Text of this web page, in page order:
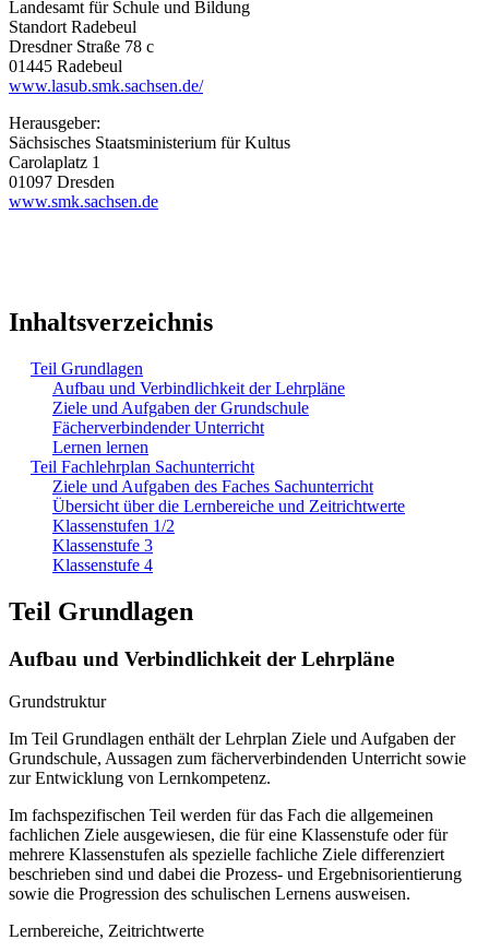
Landesamt für Schule und Bildung
Standort Radebeul
Dresdner Straße 78 c
01445 Radebeul
www.lasub.smk.sachsen.de/
Herausgeber:
Sächsisches Staatsministerium für Kultus
Carolaplatz 1
01097 Dresden
www.smk.sachsen.de
Inhaltsverzeichnis
Teil Grundlagen
Aufbau und Verbindlichkeit der Lehrpläne
Ziele und Aufgaben der Grundschule
Fächerverbindender Unterricht
Lernen lernen
Teil Fachlehrplan Sachunterricht
Ziele und Aufgaben des Faches Sachunterricht
Übersicht über die Lernbereiche und Zeitrichtwerte
Klassenstufen 1/2
Klassenstufe 3
Klassenstufe 4
Teil Grundlagen
Aufbau und Verbindlichkeit der Lehrpläne
Grundstruktur
Im Teil Grundlagen enthält der Lehrplan Ziele und Aufgaben der
Grundschule, Aussagen zum fächerverbindenden Unterricht sowie
zur Entwicklung von Lernkompetenz.
Im fachspezifischen Teil werden für das Fach die allgemeinen
fachlichen Ziele ausgewiesen, die für eine Klassenstufe oder für
mehrere Klassenstufen als spezielle fachliche Ziele differenziert
beschrieben sind und dabei die Prozess- und Ergebnisorientierung
sowie die Progression des schulischen Lernens ausweisen.
Lernbereiche, Zeitrichtwerte